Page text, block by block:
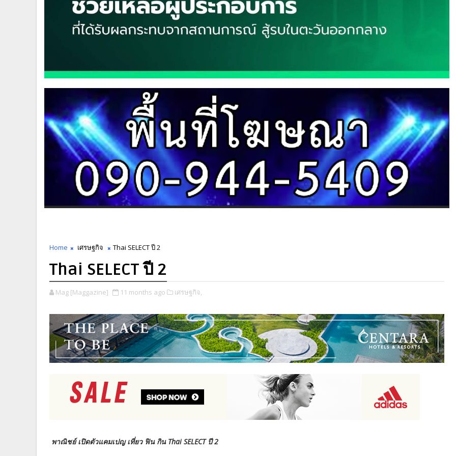
Home เศรษฐกิจ Thai SELECT ปี 2
Thai SELECT ปี 2
Mag [Maggazine] 11 months ago เศรษฐกิจ,
พาณิชย์ เปิดตัวแคมเปญ เที่ยว ฟิน กิน Thai SELECT ปี 2